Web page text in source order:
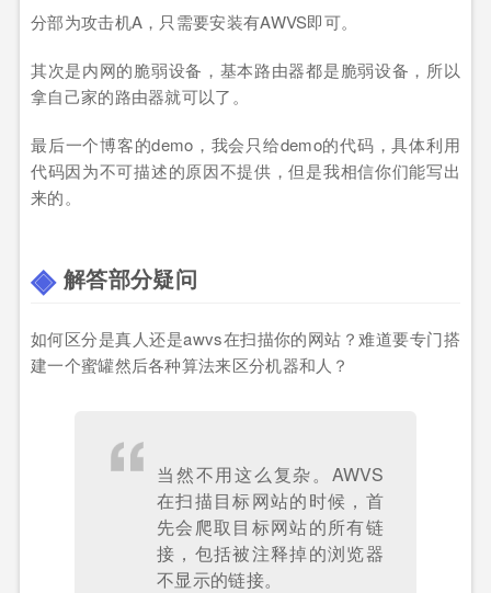
分部为攻击机A，只需要安装有AWVS即可。
其次是内网的脆弱设备，基本路由器都是脆弱设备，所以
拿自己家的路由器就可以了。
最后一个博客的demo，我会只给demo的代码，具体利用
代码因为不可描述的原因不提供，但是我相信你们能写出
来的。
解答部分疑问
如何区分是真人还是awvs在扫描你的网站？难道要专门搭
建一个蜜罐然后各种算法来区分机器和人？
当然不用这么复杂。AWVS
在扫描目标网站的时候，首
先会爬取目标网站的所有链
接，包括被注释掉的浏览器
不显示的链接。